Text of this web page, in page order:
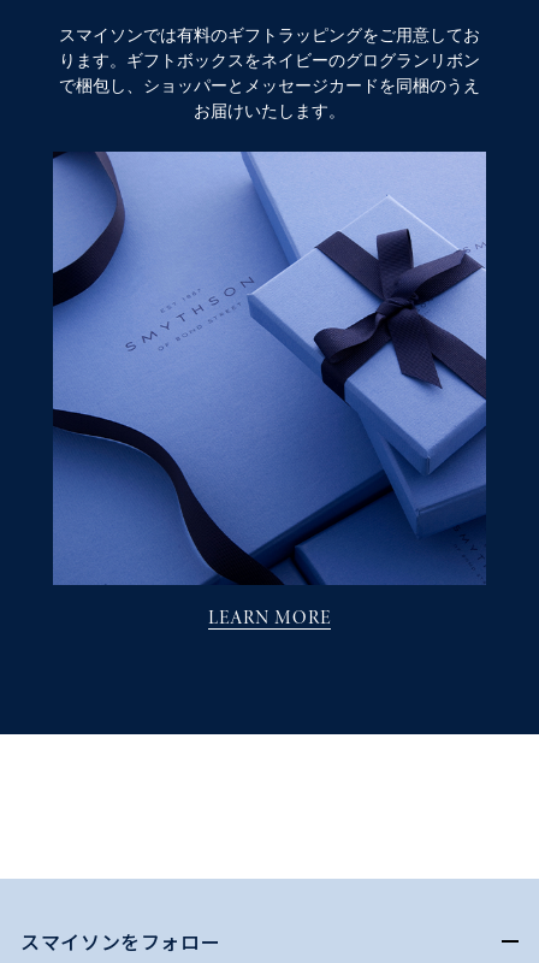
スマイソンでは有料のギフトラッピングをご用意してお
ります。ギフトボックスをネイビーのグログランリボン
で梱包し、ショッパーとメッセージカードを同梱のうえ
お届けいたします。
LEARN MORE
スマイソンをフォロー